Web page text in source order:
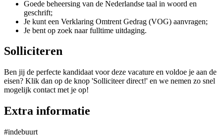
Goede beheersing van de Nederlandse taal in woord en
geschrift;
Je kunt een Verklaring Omtrent Gedrag (VOG) aanvragen;
Je bent op zoek naar fulltime uitdaging.
Solliciteren
Ben jij de perfecte kandidaat voor deze vacature en voldoe je aan de
eisen? Klik dan op de knop 'Solliciteer direct!' en we nemen zo snel
mogelijk contact met je op!
Extra informatie
#indebuurt